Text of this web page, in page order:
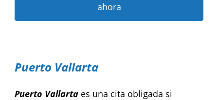
ahora
Puerto Vallarta
Puerto Vallarta es una cita obligada si